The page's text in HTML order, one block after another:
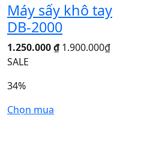
Máy sấy khô tay
DB-2000
1.250.000 ₫ 1.900.000₫
SALE
34%
Chọn mua